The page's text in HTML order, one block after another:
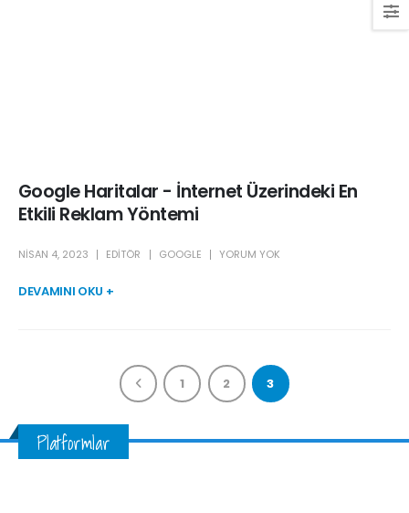
Google Haritalar - İnternet Üzerindeki En
Etkili Reklam Yöntemi
NISAN 4, 2023 EDITÖR GOOGLE YORUM YOK
DEVAMINI OKU +
1 2 3
Platformlar